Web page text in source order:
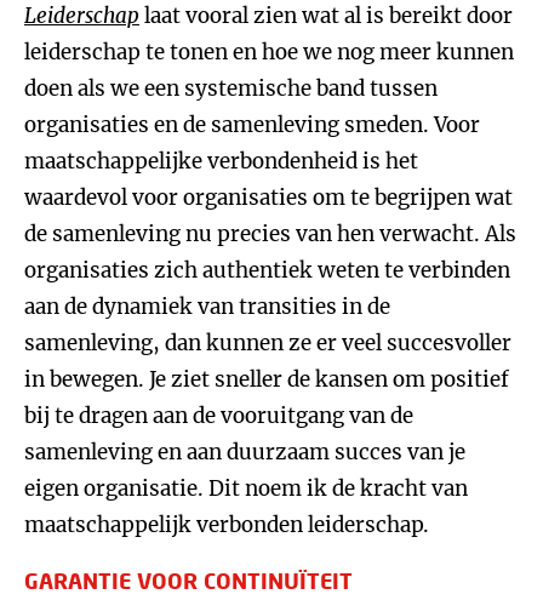
Leiderschap laat vooral zien wat al is bereikt door
leiderschap te tonen en hoe we nog meer kunnen
doen als we een systemische band tussen
organisaties en de samenleving smeden. Voor
maatschappelijke verbondenheid is het
waardevol voor organisaties om te begrijpen wat
de samenleving nu precies van hen verwacht. Als
organisaties zich authentiek weten te verbinden
aan de dynamiek van transities in de
samenleving, dan kunnen ze er veel succesvoller
in bewegen. Je ziet sneller de kansen om positief
bij te dragen aan de vooruitgang van de
samenleving en aan duurzaam succes van je
eigen organisatie. Dit noem ik de kracht van
maatschappelijk verbonden leiderschap.
GARANTIE VOOR CONTINUÏTEIT